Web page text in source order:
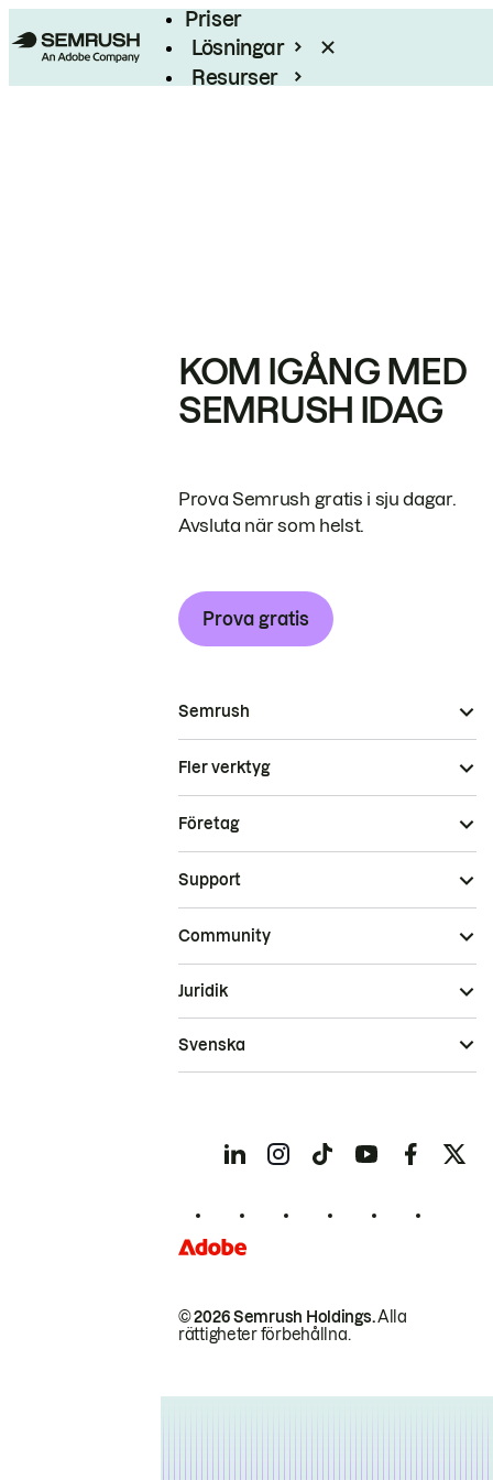
Priser
Lösningar
Resurser
KOM IGÅNG MED
SEMRUSH IDAG
Prova Semrush gratis i sju dagar.
Avsluta när som helst.
Prova gratis
Semrush
Fler verktyg
Företag
Support
Community
© 2026 Semrush Holdings.Alla
rättigheter förbehållna.
Juridik
Svenska